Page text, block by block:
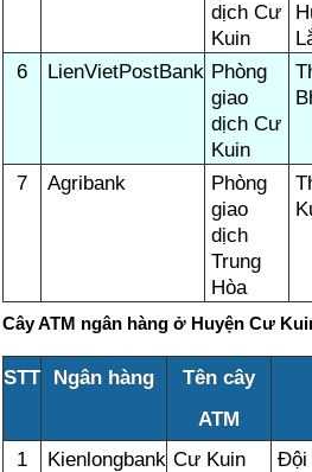
dịch Cư
Kuin
6
LienVietPostBank Phòng
giao
dịch Cư
Kuin
7 Agribank
Phòng
giao
dịch
Trung
Hòa
Cây ATM ngân hàng ở Huyện Cư
STT Ngân hàng
Tên cây
ATM
1 Kienlongbank Cư Kuin
Đội